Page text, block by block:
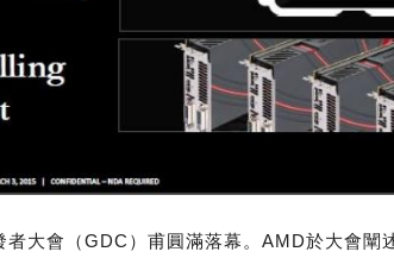
者大會（GDC）甫圓滿落幕。AMD於大會闡